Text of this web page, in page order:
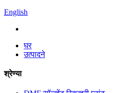
English
घर
उत्पादने
श्रेण्या